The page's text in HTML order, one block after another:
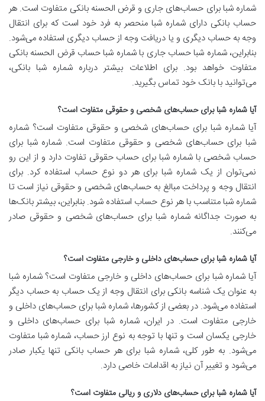
شماره شبا برای حساب‌های جاری و قرض الحسنه بانکی متفاوت است. هر
حساب بانکی دارای شماره شبا منحصر به فرد خود است که برای انتقال
وجه به حساب دیگری و یا دریافت وجه از حساب دیگری استفاده می‌شود.
بنابراین، شماره شبا حساب جاری با شماره شبا حساب قرض الحسنه بانکی
متفاوت خواهد بود. برای اطلاعات بیشتر درباره شماره شبا بانکی،
می‌توانید با بانک خود تماس بگیرید.
آیا شماره شبا برای حساب‌های شخصی و حقوقی متفاوت است؟
آیا شماره شبا برای حساب‌های شخصی و حقوقی متفاوت است؟ شماره
شبا برای حساب‌های شخصی و حقوقی متفاوت است. شماره شبا برای
حساب شخصی با شماره شبا برای حساب حقوقی تفاوت دارد و از این رو
نمی‌توان از یک شماره شبا برای هر دو نوع حساب استفاده کرد. برای
انتقال وجه و پرداخت مبالغ به حساب‌های شخصی و حقوقی نیاز است تا
شماره شبا متناسب با هر نوع حساب استفاده شود. بنابراین، بیشتر بانک‌ها
به صورت جداگانه شماره شبا برای حساب‌های شخصی و حقوقی صادر
می‌کنند.
آیا شماره شبا برای حساب‌های داخلی و خارجی متفاوت است؟
آیا شماره شبا برای حساب‌های داخلی و خارجی متفاوت است؟ شماره شبا
به عنوان یک شناسه بانکی برای انتقال وجه از یک حساب به حساب دیگر
استفاده می‌شود. در بعضی از کشورها، شماره شبا برای حساب‌های داخلی و
خارجی متفاوت است. در ایران، شماره شبا برای حساب‌های داخلی و
خارجی یکسان است و تنها با توجه به نوع ارز حساب، شماره شبا متفاوت
می‌شود. به طور کلی، شماره شبا برای هر حساب بانکی تنها یکبار صادر
می‌شود و تغییر آن نیاز به اقدامات خاصی دارد.
آیا شماره شبا برای حساب‌های دلاری و ریالی متفاوت است؟